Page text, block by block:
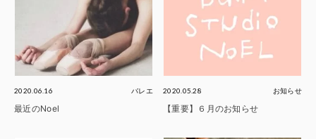
2020.06.16 バレエ
最近のNoel
2020.05.28 お知らせ
【重要】６月のお知らせ